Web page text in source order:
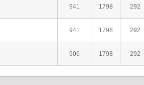
941 1798 292
941 1798 292
906 1798 292